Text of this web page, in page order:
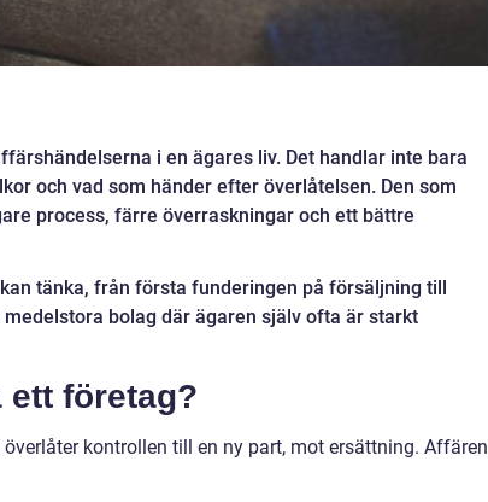
i en ägares liv. Det handlar inte bara
och vad som händer efter överlåtelsen. Den som
process, färre överraskningar och ett bättre
tänka, från första funderingen på försäljning till
bolag där ägaren själv ofta är starkt
ett företag?
kontrollen till en ny part, mot ersättning. Affären